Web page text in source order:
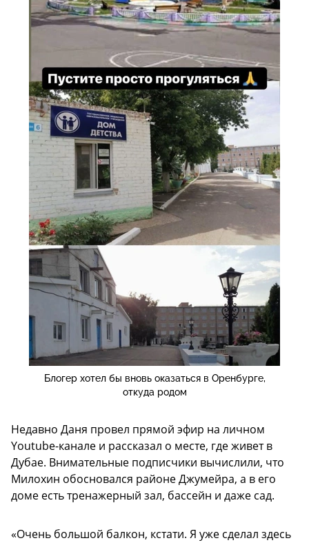
Блогер хотел бы вновь оказаться в Оренбурге,
откуда родом
Недавно Даня провел прямой эфир на личном
Youtube-канале и рассказал о месте, где живет в
Дубае. Внимательные подписчики вычислили, что
Милохин обосновался районе Джумейра, а в его
доме есть тренажерный зал, бассейн и даже сад.
«Очень большой балкон, кстати. Я уже сделал здесь